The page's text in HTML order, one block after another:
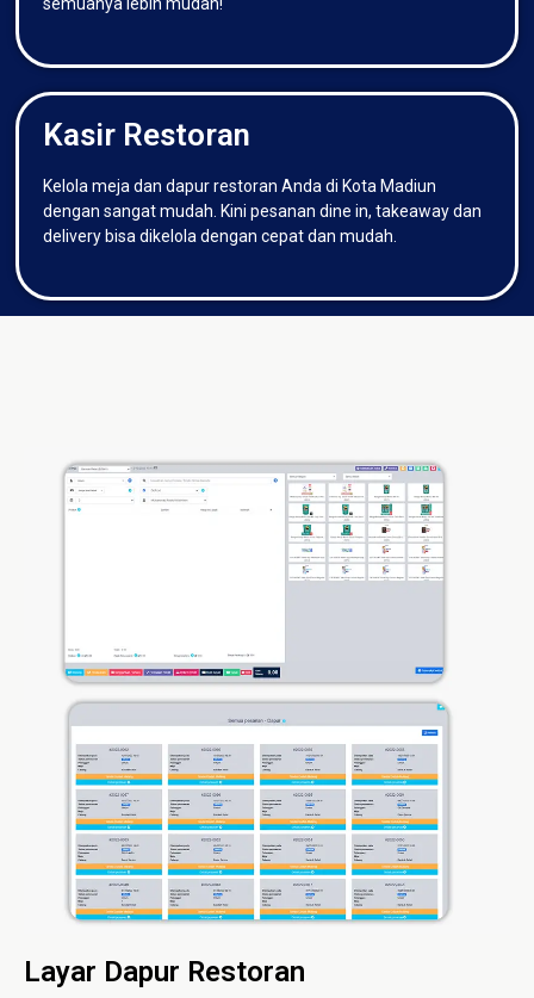
Kasir Restoran
Kelola meja dan dapur restoran Anda di Kota Madiun
dengan sangat mudah. Kini pesanan dine in, takeaway dan
delivery bisa dikelola dengan cepat dan mudah.
Layar Dapur Restoran